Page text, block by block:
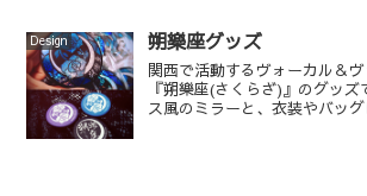
Design 朔樂座グッズ
関西で活動するヴォーカル＆
『朔樂座(さくらざ)』のグッ
ス風のミラーと、衣装やバッ